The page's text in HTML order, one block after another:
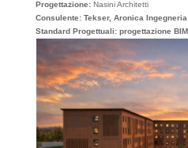
Progettazione:Nasini Architetti
Consulente: Tekser, Aronica Ingegneria
Standard Progettuali: progettazione BIM